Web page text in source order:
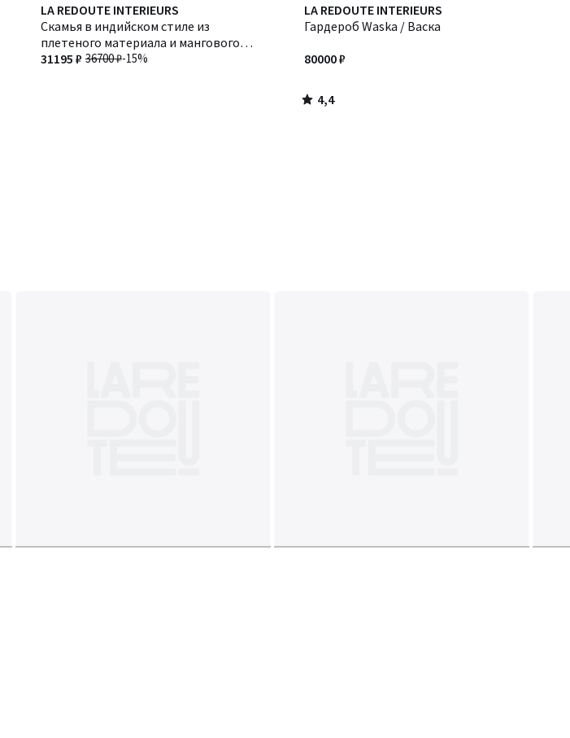
LA REDOUTE INTERIEURS
Скамья в индийском стиле из
плетеного материала и мангового
дерева, Adas / Адас
36700 ₽-15%
31195 ₽
LA REDOUTE INTERIEURS
Гардероб Waska / Васка
80000 ₽
4,4
/ 5
4,4
/